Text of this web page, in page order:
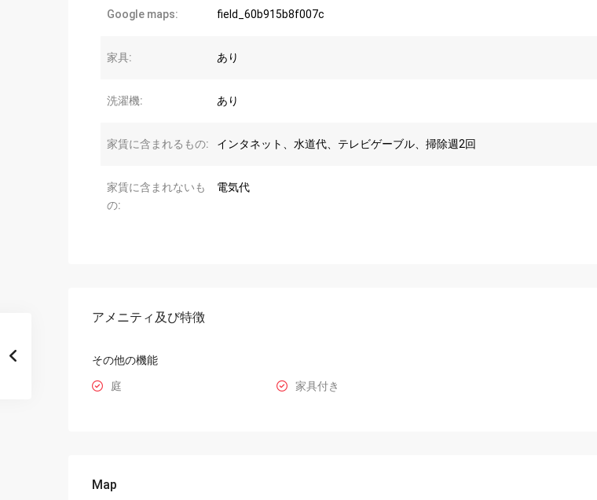
Google maps: field_60b915b8f007c
家具: あり
洗濯機: あり
家賃に含まれるもの: インタネット、水道代、テレビゲーブル、掃除週2回
家賃に含まれないも
の:
電気代
アメニティ及び特徴
その他の機能
庭 家具付き
Map